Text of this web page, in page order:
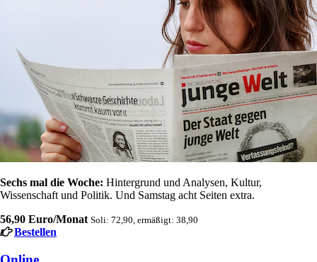
Sechs mal die Woche: Hintergrund und Analysen, Kultur,
Wissenschaft und Politik. Und Samstag acht Seiten extra.
56,90 Euro/Monat Soli: 72,90, ermäßigt: 38,90
Bestellen